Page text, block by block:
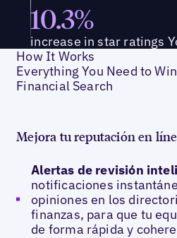
10.3%
increase in star ratings
How It Works
Everything You Need to
Financial Search
Mejora tu reputación en
Alertas de revisión
notificaciones
opiniones en los
finanzas, para que tu
de forma rápida y